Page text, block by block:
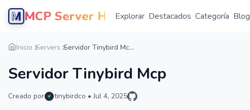
MCP Server HubExplorar Destacados Categoría Blog
Inicio Servers Servidor Tinybird Mc...
Servidor Tinybird Mcp
Creado por tinybirdco • Jul 4, 2025